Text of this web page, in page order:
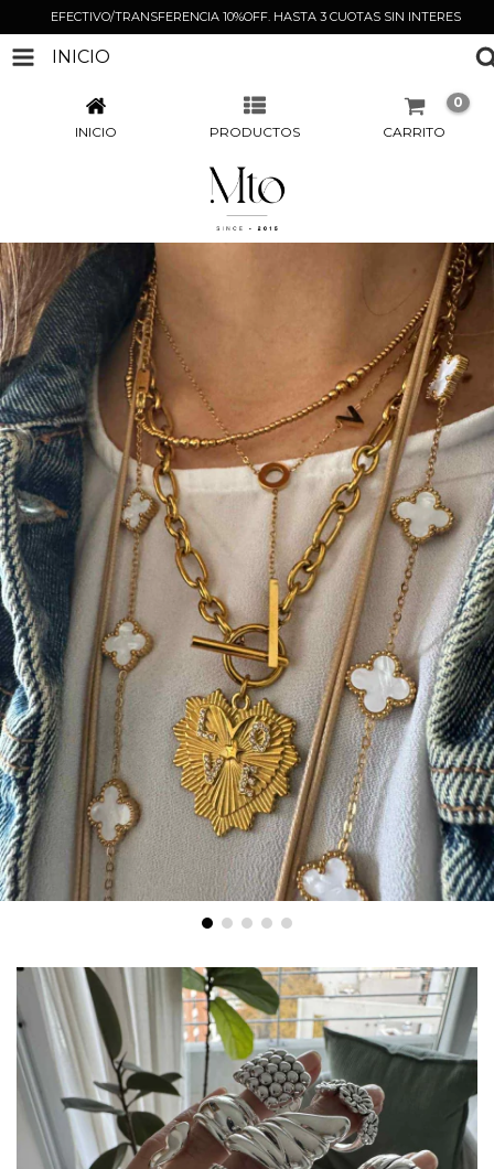
EFECTIVO/TRANSFERENCIA 10%OFF. HASTA 3 CUOTAS SIN INTERES
INICIO
INICIO PRODUCTOS CARRITO
0